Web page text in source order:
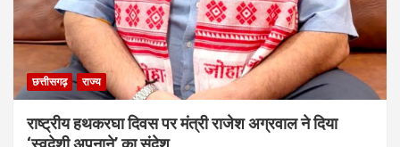
छत्तीसगढ़ राज्य
राष्ट्रीय हथकरघा दिवस पर मंत्री राजेश अग्रवाल ने दिया